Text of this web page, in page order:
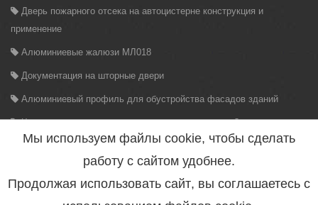
Дверь пожарного отсека на автоцистерне конструкция и
применение
Алюминиевые жалюзи МЛ018
Документация на шторные двери
Алюминиевый профиль для обустройства фасадов зданий
Что представляет из себя аппарель для прицепа?
Установка алюминиевых рольставен на автомобиль
Мы используем файлы cookie, чтобы сделать
работу с сайтом удобнее.
Продолжая использовать сайт, вы соглашаетесь с